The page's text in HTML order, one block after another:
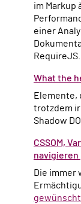
im Markup
einer
RequireJS.
What the
Elemente, die nicht im DOM auftauchen, aber
trotzdem
Shadow
CSSOM,
navigieren
Die immer wieder gewünschten
gewünscht